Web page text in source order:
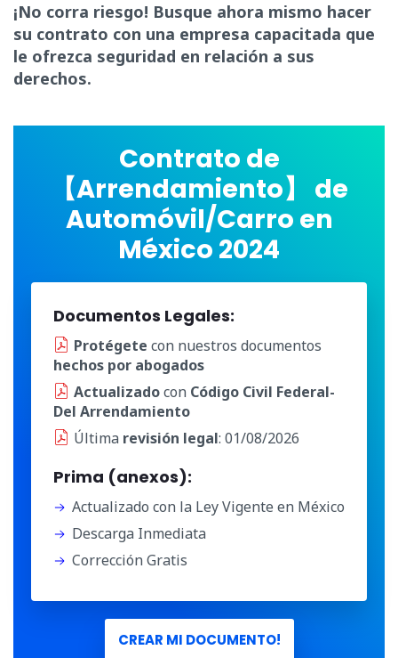
¡No corra riesgo! Busque ahora mismo hacer
su contrato con una empresa capacitada que
le ofrezca seguridad en relación a sus
derechos.
Contrato de
【Arrendamiento】 de
Automóvil/Carro en
México 2024
Documentos Legales:
Protégete con nuestros documentos
hechos por abogados
Actualizadocon Código Civil Federal-
Del Arrendamiento
Última revisión legal: 01/08/2026
Prima (anexos):
Actualizado con la Ley Vigente en México
Descarga Inmediata
Corrección Gratis
CREAR MI DOCUMENTO!